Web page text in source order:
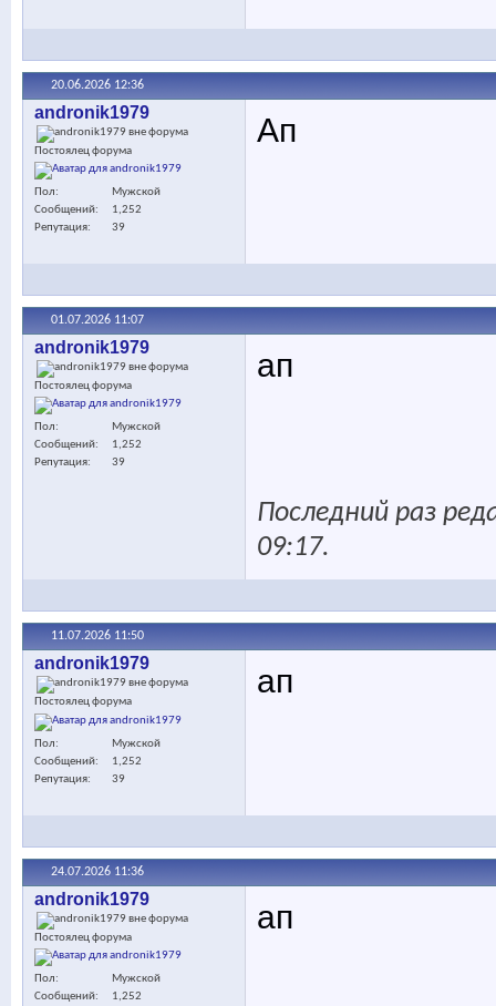
20.06.2026 12:36
andronik1979
Постоялец форума
Пол
Мужской
Сообщений
1,252
Репутация
39
Ап
01.07.2026 11:07
andronik1979
Постоялец форума
Пол
Мужской
Сообщений
1,252
Репутация
39
ап
Последний раз
09:17.
11.07.2026 11:50
andronik1979
Постоялец форума
Пол
Мужской
Сообщений
1,252
Репутация
39
ап
24.07.2026 11:36
andronik1979
Постоялец форума
Пол
Мужской
Сообщений
1,252
ап